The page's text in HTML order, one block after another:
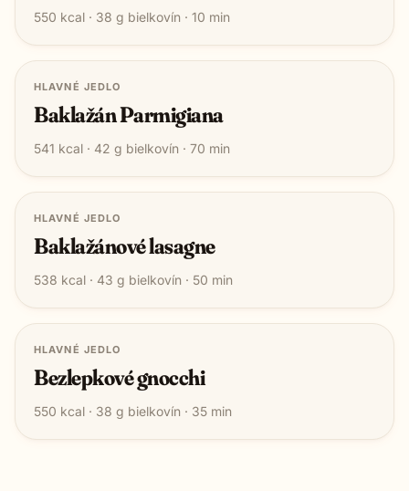
550 kcal · 38 g bielkovín · 10 min
HLAVNÉ JEDLO
Baklažán Parmigiana
541 kcal · 42 g bielkovín · 70 min
HLAVNÉ JEDLO
Baklažánové lasagne
538 kcal · 43 g bielkovín · 50 min
HLAVNÉ JEDLO
Bezlepkové gnocchi
550 kcal · 38 g bielkovín · 35 min